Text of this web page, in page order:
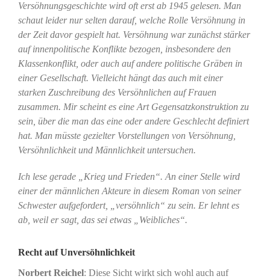
Versöhnungsgeschichte wird oft erst ab 1945 gelesen. Man
schaut leider nur selten darauf, welche Rolle Versöhnung in
der Zeit davor gespielt hat. Versöhnung war zunächst stärker
auf innenpolitische Konflikte bezogen, insbesondere den
Klassenkonflikt, oder auch auf andere politische Gräben in
einer Gesellschaft. Vielleicht hängt das auch mit einer
starken Zuschreibung des Versöhnlichen auf Frauen
zusammen. Mir scheint es eine Art Gegensatzkonstruktion zu
sein, über die man das eine oder andere Geschlecht definiert
hat. Man müsste gezielter Vorstellungen von Versöhnung,
Versöhnlichkeit und Männlichkeit untersuchen.
Ich lese gerade „Krieg und Frieden“. An einer Stelle wird
einer der männlichen Akteure in diesem Roman von seiner
Schwester aufgefordert, „versöhnlich“ zu sein. Er lehnt es
ab, weil er sagt, das sei etwas „Weibliches“.
Recht auf Unversöhnlichkeit
Norbert Reichel: Diese Sicht wirkt sich wohl auch auf